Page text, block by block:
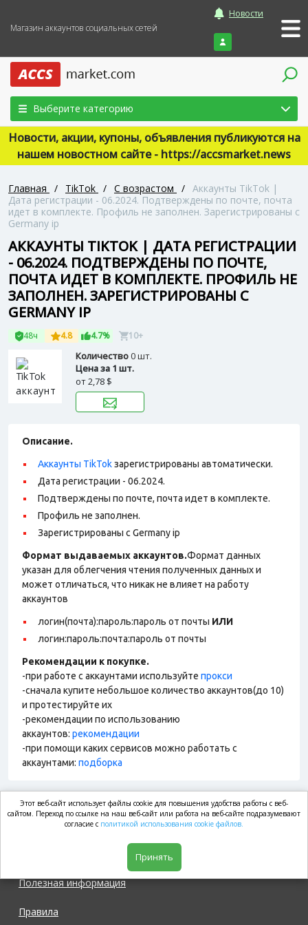
Магазин аккаунтов социальных сетей
Новости
Войти
Выберите категорию
Новости, акции, купоны, объявления публикуются на
нашем новостном сайте - https://accsmarket.news
Главная / TikTok / С возрастом / Аккаунты TikTok |
Дата регистрации - 06.2024. Подтверждены по почте, почта
идет в комплекте. Профиль не заполнен. Зарегистрированы с
Germany ip
АККАУНТЫ TIKTOK | ДАТА РЕГИСТРАЦИИ
- 06.2024. ПОДТВЕРЖДЕНЫ ПО ПОЧТЕ,
ПОЧТА ИДЕТ В КОМПЛЕКТЕ. ПРОФИЛЬ НЕ
ЗАПОЛНЕН. ЗАРЕГИСТРИРОВАНЫ С
GERMANY IP
48ч 4.8 4.7% 10+
Количество0 шт.
Цена за 1 шт.
от2,78 $
Описание.
Аккаунты TikTokзарегистрированы автоматически.
Дата регистрации - 06.2024.
Подтверждены по почте, почта идет в комплекте.
Профиль не заполнен.
Зарегистрированы с Germany ip
Формат выдаваемых аккаунтов.Формат данных
указан для облегчения чтения полученных данных и
может отличаться, что никак не влияет на работу
аккаунтов
логин(почта):пароль:пароль от почты ИЛИ
логин:пароль:почта:пароль от почты
Рекомендации к покупке.
-при работе с аккаунтами используйте прокси
-сначала купите небольшое количество аккаунтов(до 10)
и протестируйте их
-рекомендации по использованию
аккаунтов: рекомендации
-при помощи каких сервисов можно работать с
аккаунтами: подборка
market.com
Полезная информация
Правила
Этот веб-сайт использует файлы cookie для повышения удобства работы с веб-
сайтом. Переход по ссылке на наш веб-сайт или работа на веб-сайте подразумевают
согласие с политикой использования cookie файлов.
Принять